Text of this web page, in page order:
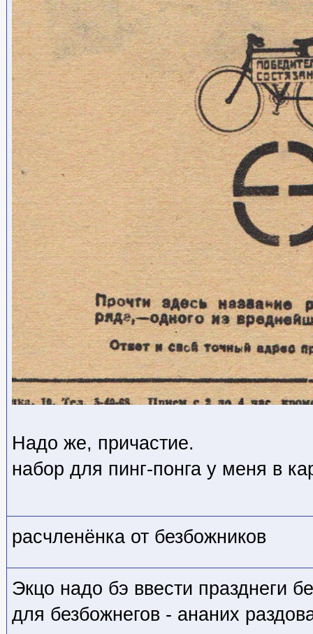
Надо же, причастие.
набор для пинг-понга у меня в
расчленёнка от безбожников
Экцо надо бэ ввести празднеги
для безбожнегов - ананих